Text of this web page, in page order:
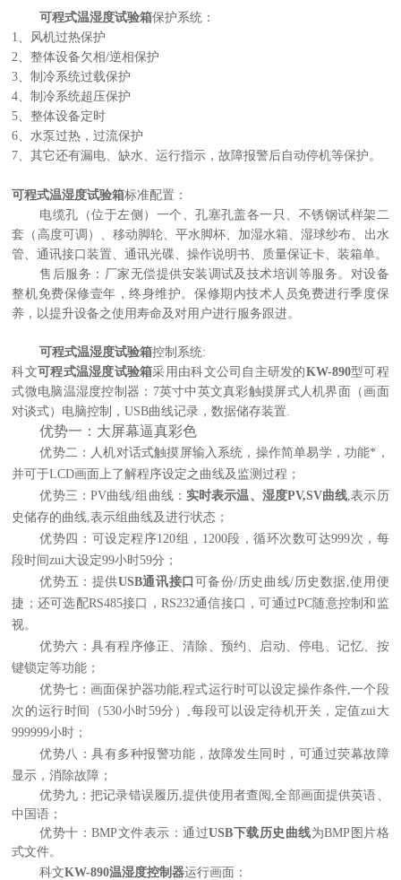
可程式温湿度试验箱保护系统：
1、风机过热保护
2、整体设备欠相/逆相保护
3、制冷系统过载保护
4、制冷系统超压保护
5、整体设备定时
6、水泵过热，过流保护
7、其它还有漏电、缺水、运行指示，故障报警后自动停机等保护。
可程式温湿度试验箱标准配置：
电缆孔（位于左侧）一个、孔塞孔盖各一只、不锈钢试样架二
套（高度可调）、移动脚轮、平水脚杯、加湿水箱、湿球纱布、出水
管、通讯接口装置、通讯光碟、操作说明书、质量保证卡、装箱单。
售后服务： 厂家无偿提供安装调试及技术培训等服务。对设备
整机免费保修壹年，终身维护。保修期内技术人员免费进行季度保
养，以提升设备之使用寿命及对用户进行服务跟进。
可程式温湿度试验箱控制系统:
科文可程式温湿度试验箱采用由科文公司自主研发的KW-890型可程
式微电脑温湿度控制器 ：7英寸中英文真彩触摸屏式人机界面（画面
对谈式）电脑控制 ，USB曲线记录 ，数据储存装置.
优势一：大屏幕逼真彩色
优势二： 人机对话式触摸屏输入系统，操作简单易学，功能*，
并可于LCD画面上了解程序设定之曲线及监测过程；
优势三： PV曲线/组曲线： 实时表示温、湿度PV,SV曲线 ,表示历
史储存的曲线,表示组曲线及进行状态 ；
优势四： 可设定程序120组，1200段，循环次数可达999次，每
段时间zui大设定99小时59分；
优势五：提供USB通讯接口 可备份/历史曲线/历史数据 ,使用便
捷；还可选配RS485接口，RS232通信接口，可通过PC随意控制和监
视。
优势六：具有程序修正、清除、预约、启动、停电、记忆、按
键锁定等功能；
优势七：画面保护器功能,程式运行时可以设定操作条件,一个段
次的运行时间（530小时59分）,每段可以设定待机开关，定值zui大
999999小时 ；
优势八：具有多种报警功能，故障发生同时，可通过荧幕故障
显示，消除故障；
优势九：把记录错误履历,提供使用者查阅,全部画面提供英语、
中国语 ；
优势十：BMP文件表示 ：通过USB下载历史曲线为BMP图片格
式文件。
科文KW-890温湿度控制器运行画面：